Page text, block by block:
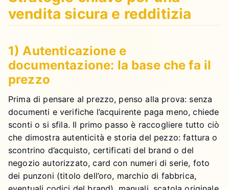
vendita sicura e redditizia
1) Autenticazione e
documentazione: la base che fa il
prezzo
Prima di pensare al prezzo, penso alla prova: senza
documenti e verifiche l’acquirente paga meno, chiede
sconti o si sfila. Il primo passo è raccogliere tutto ciò
che dimostra autenticità e storia del pezzo: fattura o
scontrino d’acquisto, certificati del brand o del
negozio autorizzato, card con numeri di serie, foto
dei punzoni (titolo dell’oro, marchio di fabbrica,